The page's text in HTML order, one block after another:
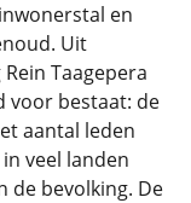
en
Uit
Taagepera
voor bestaat: de
aantal leden
veel landen
de bevolking. De